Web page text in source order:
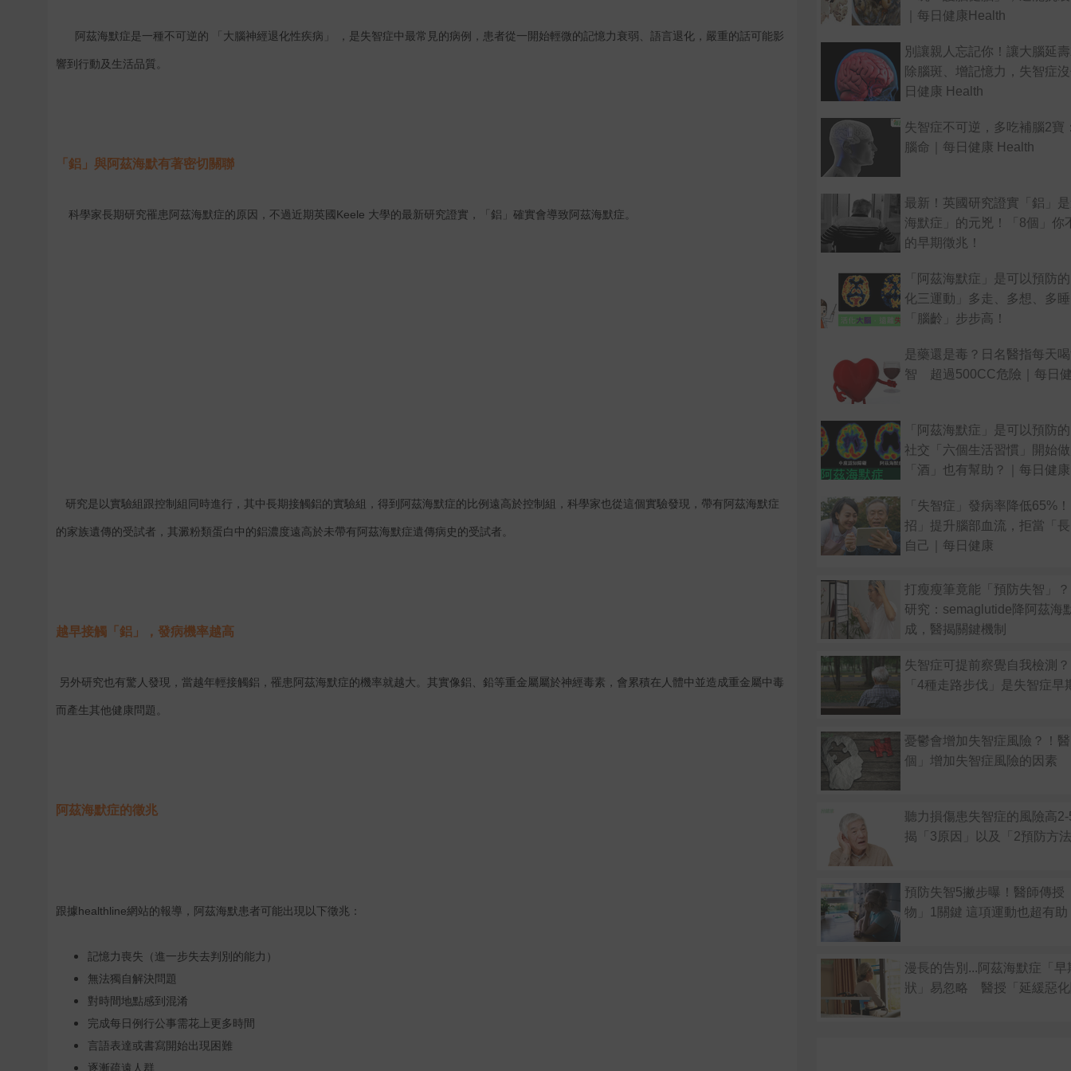
阿茲海默症是一種不可逆的 「大腦神經退化性疾病」 ，是失智症中最常見的病例，患者從一開始輕微的記憶力衰弱、語言退化，嚴重的話可能影
響到行動及生活品質。
「鋁」與阿茲海默有著密切關聯
科學家長期研究罹患阿茲海默症的原因，不過近期英國 Keele 大學的最新研究證實，「鋁」確實會導致阿茲海默症。
研究是以實驗組跟控制組同時進行，其中長期接觸鋁的實驗組，得到阿茲海默症的比例遠高於控制組，科學家也從這個實驗發現，帶有阿茲海默症
的家族遺傳的受試者，其澱粉類蛋白中的鋁濃度遠高於未帶有阿茲海默症遺傳病史的受試者。
越早接觸「鋁」，發病機率越高
另外研究也有驚人發現，當越年輕接觸鋁，罹患阿茲海默症的機率就越大。其實像鋁、鉛等重金屬屬於神經毒素，會累積在人體中並造成重金屬中毒
而產生其他健康問題。
阿茲海默症的徵兆
跟據healthline網站的報導，阿茲海默患者可能出現以下徵兆：
記憶力喪失（進一步失去判別的能力）
無法獨自解決問題
對時間地點感到混淆
完成每日例行公事需花上更多時間
言語表達或書寫開始出現困難
逐漸疏遠人群
｜每日健康Health
別讓親人忘記你！讓大腦延
除腦斑、增記憶力，失智症
日健康 Health
失智症不可逆，多吃補腦2寶
腦命｜每日健康 Health
最新！英國研究證實「鋁」
海默症」的元兇！「8個」你
的早期徵兆！
「阿茲海默症」是可以預防
化三運動」多走、多想、多
「腦齡」步步高！
是藥還是毒？日名醫指每天
智 超過500CC危險｜每日
「阿茲海默症」是可以預防
社交「六個生活習慣」開始
「酒」也有幫助？｜每日健
「失智症」發病率降低65%
招」提升腦部血流，拒當「
自己｜每日健康
打瘦瘦筆竟能「預防失智」
研究：semaglutide降阿茲海
成，醫揭關鍵機制
失智症可提前察覺自我檢測
「4種走路步伐」是失智症早
憂鬱會增加失智症風險？！
個」增加失智症風險的因素
聽力損傷患失智症的風險高
揭「3原因」以及「2預防方
預防失智5撇步曝！醫師傳授
物」1關鍵 這項運動也超有助
漫長的告別...阿茲海默症「早
狀」易忽略 醫授「延緩惡